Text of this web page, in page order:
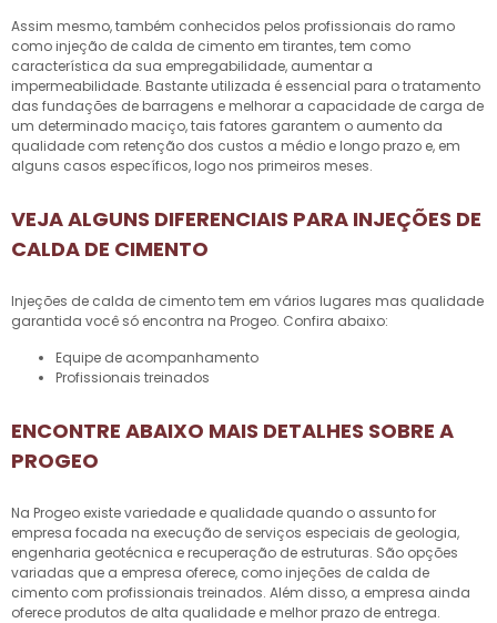
Assim mesmo, também conhecidos pelos profissionais do ramo
como injeção de calda de cimento em tirantes, tem como
característica da sua empregabilidade, aumentar a
impermeabilidade. Bastante utilizada é essencial para o tratamento
das fundações de barragens e melhorar a capacidade de carga de
um determinado maciço, tais fatores garantem o aumento da
qualidade com retenção dos custos a médio e longo prazo e, em
alguns casos específicos, logo nos primeiros meses.
VEJA ALGUNS DIFERENCIAIS PARA INJEÇÕES DE
CALDA DE CIMENTO
Injeções de calda de cimentotem em vários lugares mas qualidade
garantida você só encontra na Progeo. Confira abaixo:
equipe de acompanhamento
profissionais treinados
ENCONTRE ABAIXO MAIS DETALHES SOBRE A
PROGEO
Na Progeo existe variedade e qualidade quando o assunto for
empresa focada na execução de serviços especiais de geologia,
engenharia geotécnica e recuperação de estruturas. São opções
variadas que a empresa oferece, como injeções de calda de
cimento com profissionais treinados. Além disso, a empresa ainda
oferece produtos de alta qualidade e melhor prazo de entrega.